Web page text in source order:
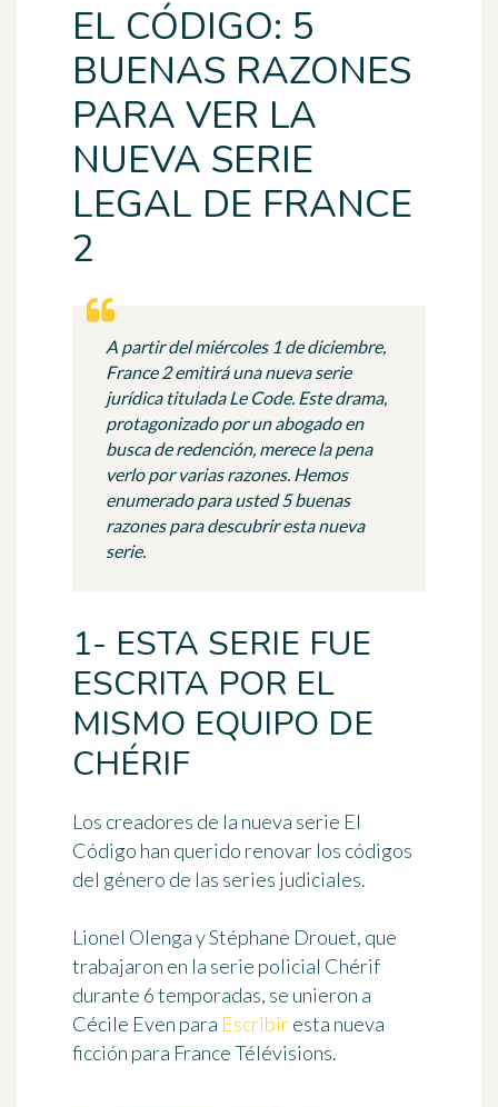
EL CÓDIGO: 5
BUENAS RAZONES
PARA VER LA
NUEVA SERIE
LEGAL DE FRANCE
2
A partir del miércoles 1 de diciembre,
France 2 emitirá una nueva serie
jurídica titulada Le Code. Este drama,
protagonizado por un abogado en
busca de redención, merece la pena
verlo por varias razones. Hemos
enumerado para usted 5 buenas
razones para descubrir esta nueva
serie.
1- ESTA SERIE FUE
ESCRITA POR EL
MISMO EQUIPO DE
CHÉRIF
Los creadores de la nueva serie El
Código han querido renovar los códigos
del género de las series judiciales.
Lionel Olenga y Stéphane Drouet, que
trabajaron en la serie policial Chérif
durante 6 temporadas, se unieron a
Cécile Even para Escribiresta nueva
ficción para France Télévisions.